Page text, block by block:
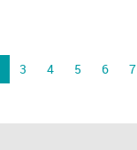
3 4 5 6 7